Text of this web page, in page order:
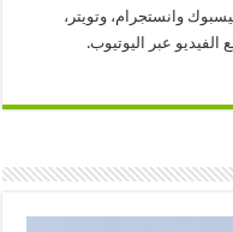
وانستجرام، وتويتر،
عبر اليوتيوب.